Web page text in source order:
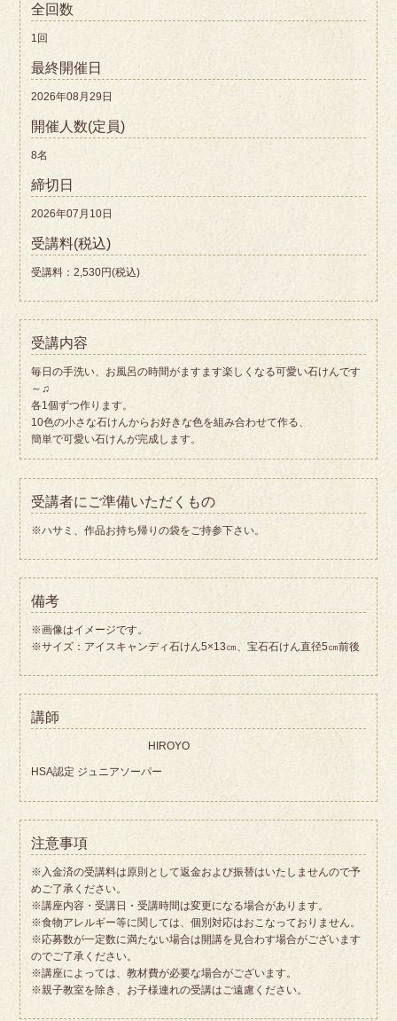
全回数
1回
最終開催日
2026年08月29日
開催人数(定員)
8名
締切日
2026年07月10日
受講料(税込)
受講料：2,530円(税込)
受講内容
毎日の手洗い、お風呂の時間がますます楽しくなる可愛い石けんです
～♫
各1個ずつ作ります。
10色の小さな石けんからお好きな色を組み合わせて作る、
簡単で可愛い石けんが完成します。
受講者にご準備いただくもの
※ハサミ、作品お持ち帰りの袋をご持参下さい。
備考
※画像はイメージです。
※サイズ：アイスキャンディ石けん5×13㎝、宝石石けん直径5㎝前後
講師
HIROYO
HSA認定 ジュニアソーパー
注意事項
※入金済の受講料は原則として返金および振替はいたしませんので予
めご了承ください。
※講座内容・受講日・受講時間は変更になる場合があります。
※食物アレルギー等に関しては、個別対応はおこなっておりません。
※応募数が一定数に満たない場合は開講を見合わす場合がございます
のでご了承ください。
※講座によっては、教材費が必要な場合がございます。
※親子教室を除き、お子様連れの受講はご遠慮ください。